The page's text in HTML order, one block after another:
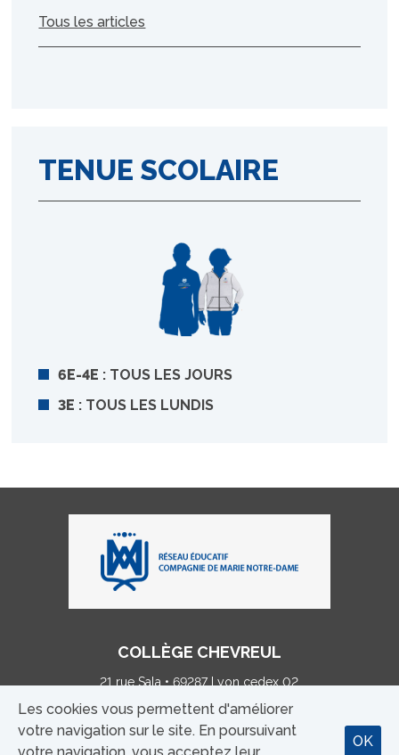
Tous les articles
TENUE SCOLAIRE
6E-4E : TOUS LES JOURS
3E : TOUS LES LUNDIS
COLLÈGE CHEVREUL
21 rue Sala • 69287 Lyon cedex 02
Tél : 04 78 38 20 00 • p.debreyne@chevreullestonnac.fr
MENTIONS LÉGALES
Les cookies vous permettent d'améliorer
votre navigation sur le site. En poursuivant
OK